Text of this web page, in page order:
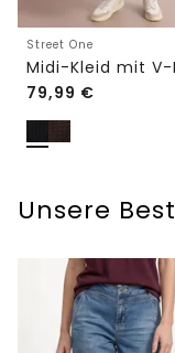
Street One
79,99 €
Unsere